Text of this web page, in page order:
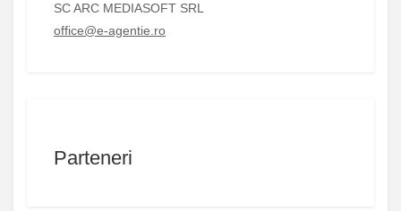
SC ARC MEDIASOFT SRL
office@e-agentie.ro
Parteneri